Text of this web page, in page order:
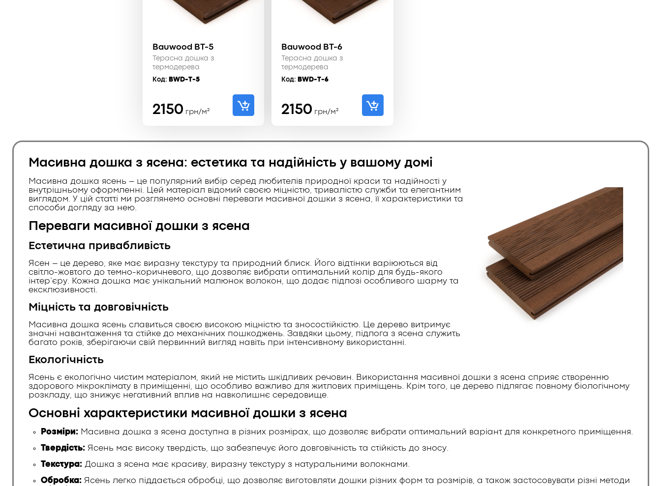
Bauwood BT-5
Терасна дошка з
термодерева
Код: BWD-T-5
2150 грн/м²
Bauwood BT-6
Терасна дошка з
термодерева
Код: BWD-T-6
2150 грн/м²
Масивна дошка з ясена: естетика та надійність у вашому домі
Масивна дошка ясень – це популярний вибір серед любителів природної краси та надійності у
внутрішньому оформленні. Цей матеріал відомий своєю міцністю, тривалістю служби та елегантним
виглядом. У цій статті ми розглянемо основні переваги масивної дошки з ясена, її характеристики та
способи догляду за нею.
Переваги масивної дошки з ясена
Естетична привабливість
Ясен – це дерево, яке має виразну текстуру та природний блиск. Його відтінки варіюються від
світло-жовтого до темно-коричневого, що дозволяє вибрати оптимальний колір для будь-якого
інтер’єру. Кожна дошка має унікальний малюнок волокон, що додає підлозі особливого шарму та
ексклюзивності.
Міцність та довговічність
Масивна дошка ясень славиться своєю високою міцністю та зносостійкістю. Це дерево витримує
значні навантаження та стійке до механічних пошкоджень. Завдяки цьому, підлога з ясена служить
багато років, зберігаючи свій первинний вигляд навіть при інтенсивному використанні.
Екологічність
Ясень є екологічно чистим матеріалом, який не містить шкідливих речовин. Використання масивної дошки з ясена сприяє створенню
здорового мікроклімату в приміщенні, що особливо важливо для житлових приміщень. Крім того, це дерево підлягає повному біологічному
розкладу, що знижує негативний вплив на навколишнє середовище.
Основні характеристики масивної дошки з ясена
Розміри:Масивна дошка з ясена доступна в різних розмірах, що дозволяє вибрати оптимальний варіант для конкретного приміщення.
Твердість:Ясень має високу твердість, що забезпечує його довговічність та стійкість до зносу.
Текстура:Дошка з ясена має красиву, виразну текстуру з натуральними волокнами.
Обробка:Ясень легко піддається обробці, що дозволяє виготовляти дошки різних форм та розмірів, а також застосовувати різні методи